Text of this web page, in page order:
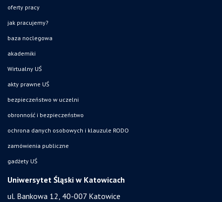
oferty pracy
jak pracujemy?
baza noclegowa
akademiki
Wirtualny UŚ
akty prawne UŚ
bezpieczeństwo w uczelni
obronność i bezpieczeństwo
ochrona danych osobowych i klauzule RODO
zamówienia publiczne
gadżety UŚ
Uniwersytet Śląski w Katowicach
ul. Bankowa 12, 40-007 Katowice